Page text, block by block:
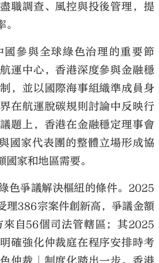
職調查、風控與投後管理，提
國參與全球綠色治理的重要節
運中心，香港深度參與金融穩
，並以國際海事組織準成員身
在航運脫碳規則討論中反映行
題上，香港在金融穩定理事會
國家代表團的整體立場形成協
國家和地區需要。
色爭議解決樞紐的條件。2025
理386宗案件創新高，爭議金額
自56個司法管轄區；其2025
確強化仲裁庭在程序安排時考